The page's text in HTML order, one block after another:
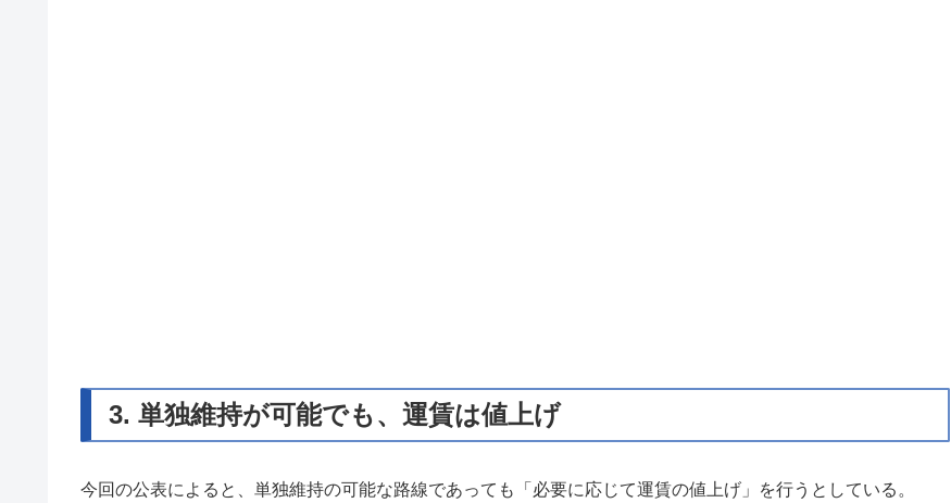
3. 単独維持が可能でも、運賃は値上げ
今回の公表によると、単独維持の可能な路線であっても「必要に応じて運賃の値上げ」を行うとしている。